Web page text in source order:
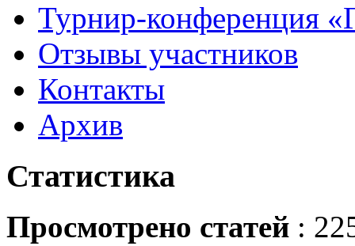
Турнир-конференция
Отзывы участников
Контакты
Архив
Статистика
Просмотрено статей :